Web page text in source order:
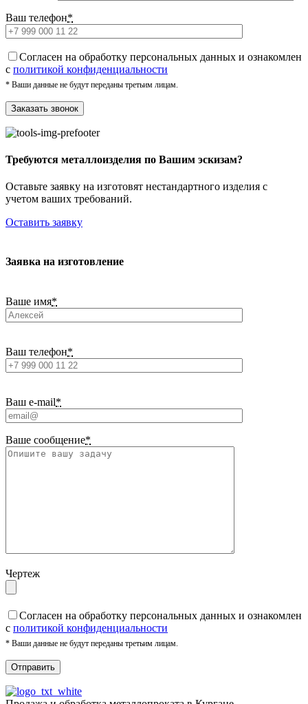
Ваш телефон*
Cогласен на обработку персональных данных и ознакомлен
с политикой конфиденциальности
* Ваши данные не будут переданы третьим лицам.
Требуются металлоизделия по Вашим эскизам?
Оставьте заявку на изготовят нестандартного изделия с
учетом ваших требований.
Оставить заявку
Заявка на изготовление
Ваше имя*
Ваш телефон*
Ваш e-mail*
Ваше сообщение*
Чертеж
Cогласен на обработку персональных данных и ознакомлен
с политикой конфиденциальности
* Ваши данные не будут переданы третьим лицам.